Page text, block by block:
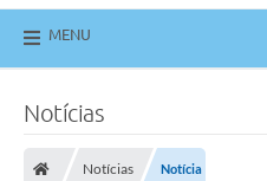
MENU
Notícias
Notícias Notícia